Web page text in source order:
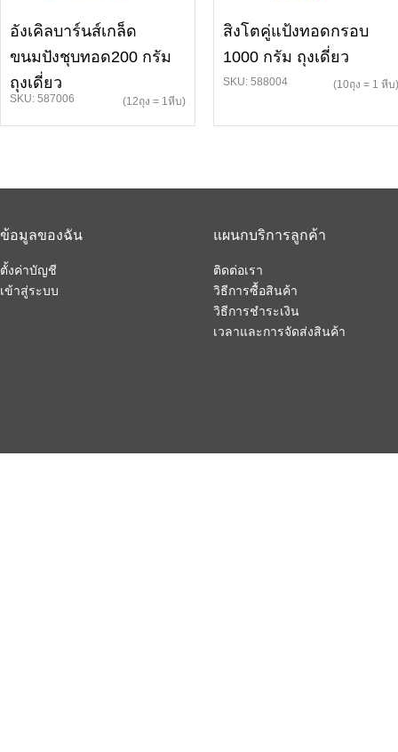
อังเคิลบาร์นส์เกล็ด
ขนมปังชุบทอด200 กรัม
ถุงเดี่ยว
SKU: 587006 (12ถุง = 1หีบ)
สิงโตคู่แป้งทอดกรอบ
1000 กรัม ถุงเดี่ยว
SKU: 588004 (10ถุง = 1 หีบ)
ข้อมูลของฉัน
ตั้งค่าบัญชี
เข้าสู่ระบบ
แผนกบริการลูกค้า
ติดต่อเรา
วิธีการซื้อสินค้า
วิธีการชำระเงิน
เวลาและการจัดส่งสินค้า